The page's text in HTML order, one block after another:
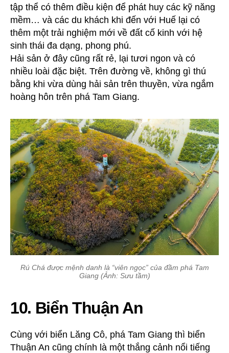
tập thể có thêm điều kiện để phát huy các kỹ năng
mềm… và các du khách khi đến với Huế lại có
thêm một trải nghiệm mới về đất cố kinh với hệ
sinh thái đa dạng, phong phú.
Hải sản ở đây cũng rất rẻ, lại tươi ngon và có
nhiều loài đặc biệt. Trên đường về, không gì thú
bằng khi vừa dùng hải sản trên thuyền, vừa ngắm
hoàng hôn trên phá Tam Giang.
Rú Chá được mệnh danh là “viên ngọc” của đầm phá Tam
Giang (Ảnh: Sưu tầm)
10. Biển Thuận An
Cùng với biển Lăng Cô, phá Tam Giang thì biển
Thuận An cũng chính là một thắng cảnh nổi tiếng